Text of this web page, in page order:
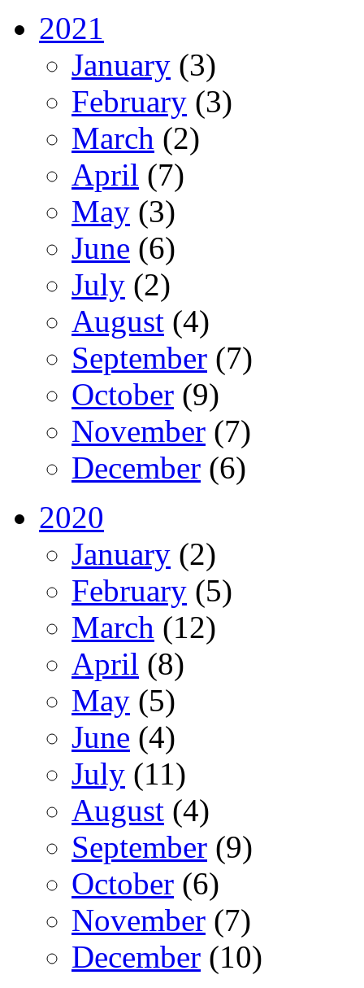
2021
January (3)
February (3)
March (2)
April (7)
May (3)
June (6)
July (2)
August (4)
September (7)
October (9)
November (7)
December (6)
2020
January (2)
February (5)
March (12)
April (8)
May (5)
June (4)
July (11)
August (4)
September (9)
October (6)
November (7)
December (10)